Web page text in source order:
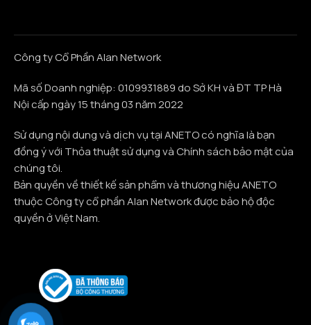
Công ty Cổ Phần Alan Network
Mã số Doanh nghiệp: 0109931889 do Sở KH và ĐT TP Hà
Nội cấp ngày 15 tháng 03 năm 2022
Sử dụng nội dung và dịch vụ tại ANETO có nghĩa là bạn
đồng ý với Thỏa thuật sử dụng và Chính sách bảo mật của
chúng tôi.
Bản quyền về thiết kế sản phẩm và thương hiệu ANETO
thuộc Công ty cổ phần Alan Network được bảo hộ độc
quyền ở Việt Nam.